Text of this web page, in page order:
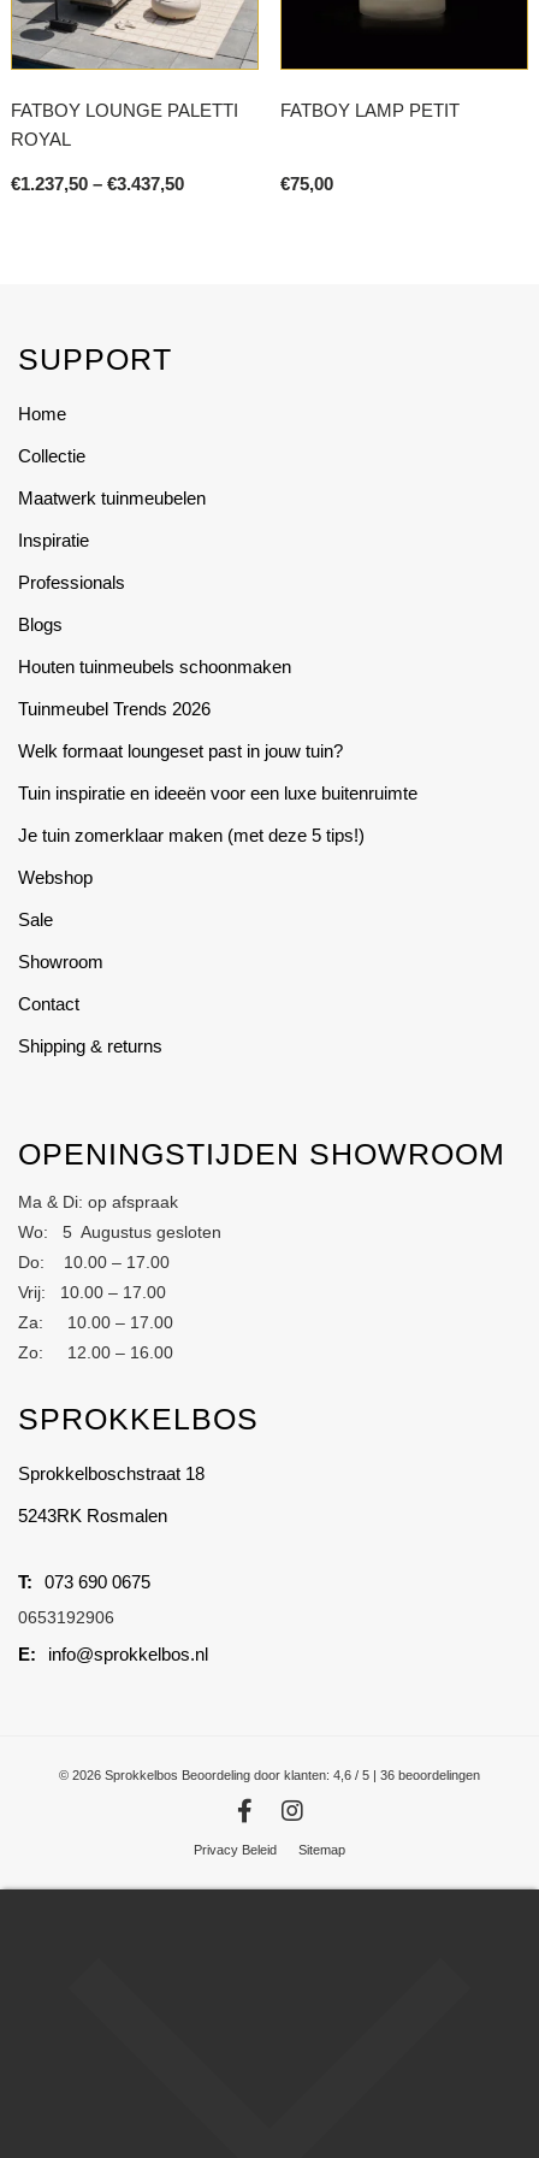
be
chosen
the
product
page
the
page
FATBOY LOUNGE PALETTI
ROYAL
€1.237,50 – €3.437,50Price
The
be
chosen
the
product
FATBOY LAMP PETIT
€75,00
SUPPORT
Home
Collectie
Maatwerk tuinmeubelen
Inspiratie
Professionals
Blogs
Houten tuinmeubels schoonmaken
Tuinmeubel Trends 2026
Welk formaat loungeset past in jouw tuin?
Tuin inspiratie en ideeën voor een luxe buitenruimte
Je tuin zomerklaar maken (met deze 5 tips!)
Webshop
Sale
Showroom
Contact
Shipping & returns
OPENINGSTIJDEN SHOWROOM
Ma & Di: op afspraak
Wo: 5 Augustus gesloten
Do: 10.00 – 17.00
Vrij: 10.00 – 17.00
Za: 10.00 – 17.00
Zo: 12.00 – 16.00
SPROKKELBOS
Sprokkelboschstraat 18
5243RK Rosmalen
073 690 0675
0653192906
info@sprokkelbos.nl
© 2026 Sprokkelbos Beoordeling door klanten: 4,6 / 5 | 36 beoordelingen
Privacy Beleid Sitemap